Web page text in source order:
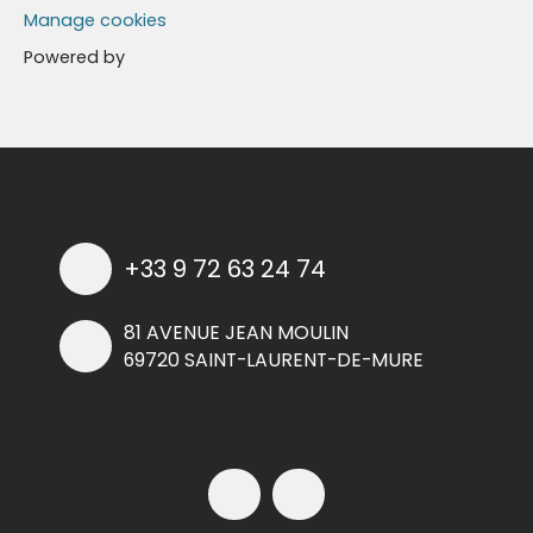
Manage cookies
Powered by
+33 9 72 63 24 74
81 AVENUE JEAN MOULIN
69720 SAINT-LAURENT-DE-MURE